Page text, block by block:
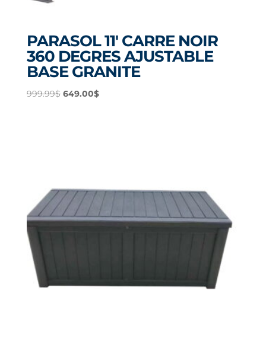
PARASOL 11′ CARRE NOIR
360 DEGRES AJUSTABLE
BASE GRANITE
999.99$ Le
649.00$Le